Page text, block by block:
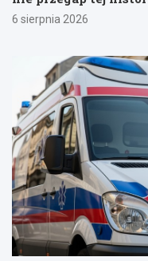
6 sierpnia 2026